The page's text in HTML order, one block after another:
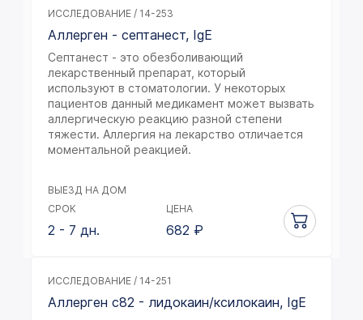
ИССЛЕДОВАНИЕ / 14-253
Аллерген - септанест, IgE
Септанест - это обезболивающий
лекарственный препарат, который
используют в стоматологии. У некоторых
пациентов данный медикамент может вызвать
аллергическую реакцию разной степени
тяжести. Аллергия на лекарство отличается
моментальной реакцией.
ВЫЕЗД НА ДОМ
СРОК
2 - 7 дн.
ЦЕНА
682 ₽
ИССЛЕДОВАНИЕ / 14-251
Аллерген c82 - лидокаин/ксилокаин, IgE